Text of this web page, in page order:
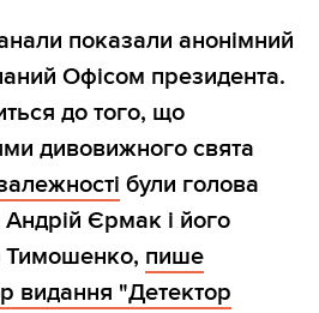
показали анонімний
Офісом президента.
до того, що
дивовижного свята
були голова
Єрмак і його
Тимошенко, пише
видання "Детектор